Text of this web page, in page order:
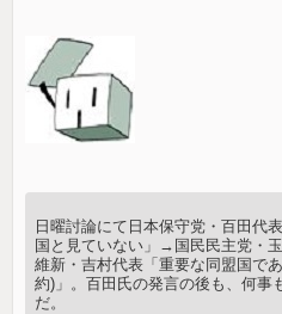
日曜討論にて日本保守党・百田代
国と見ていない」→国民民主党・
維新・吉村代表「重要な同盟国で
約)」。百田氏の発言の後も、何事
だ。